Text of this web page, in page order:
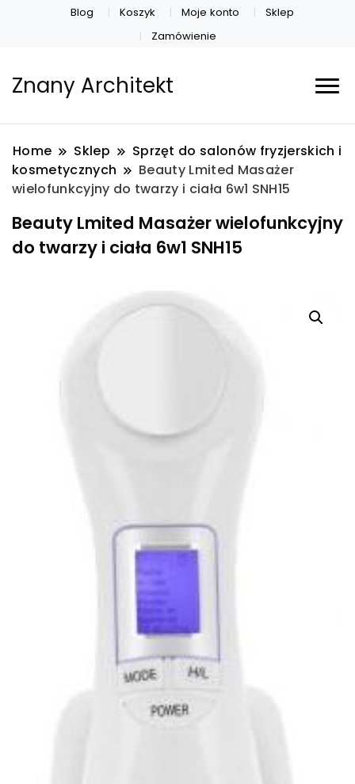
Blog Koszyk Moje konto
Sklep
Zamówienie
Znany Architekt
Home Sklep
Sprzęt do salonów fryzjerskich i
kosmetycznych
Beauty Lmited Masażer
wielofunkcyjny do twarzy i ciała 6w1 SNH15
Beauty Lmited Masażer wielofunkcyjny
do twarzy i ciała 6w1 SNH15